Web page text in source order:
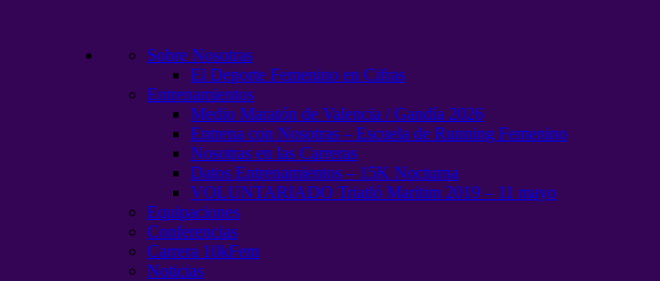
Sobre Nosotras
El Deporte Femenino en Cifras
Entrenamientos
Medio Maratón de Valencia / Gandía 2026
Entrena con Nosotras – Escuela de Running Femenino
Nosotras en las Carreras
Datos Entrenamientos – 15K Nocturna
VOLUNTARIADO Triatló Maritim 2019 – 11 mayo
Equipaciones
Conferencias
Carrera 10kFem
Noticias
SOBRE NOSOTRAS
EL DEPORTE FEMENINO EN CIFRAS
ENTRENAMIENTOS
ENTRENA CON NOSOTRAS
GRUPO ENTRENAMIENTOS MEDIA MARATON 2026
NOSOTRAS EN LAS CARRERAS
DATOS ENTRENAMIENTOS 15K NOCTURNA
VOLUNTARIADO TRIATLÓ
EQUIPACIONES
CONFERENCIAS
CARRERA 10KFEM